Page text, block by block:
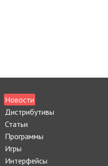
Новости
Дистрибутивы
Статьи
Программы
Игры
Интерфейсы